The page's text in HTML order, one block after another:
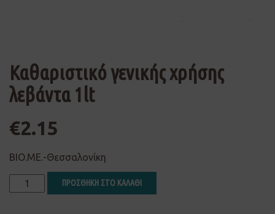
Καθαριστικό γενικής χρήσης
λεβάντα 1lt
€2.15
ΒΙΟ.ΜΕ.-Θεσσαλονίκη
ΠΡΟΣΘΗΚΗ ΣΤΟ ΚΑΛΑΘΙ